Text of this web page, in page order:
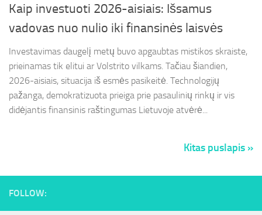
Kaip investuoti 2026-aisiais: Išsamus
vadovas nuo nulio iki finansinės laisvės
Investavimas daugelį metų buvo apgaubtas mistikos skraiste,
prieinamas tik elitui ar Volstrito vilkams. Tačiau šiandien,
2026-aisiais, situacija iš esmės pasikeitė. Technologijų
pažanga, demokratizuota prieiga prie pasaulinių rinkų ir vis
didėjantis finansinis raštingumas Lietuvoje atvėrė...
Kitas puslapis »
FOLLOW: